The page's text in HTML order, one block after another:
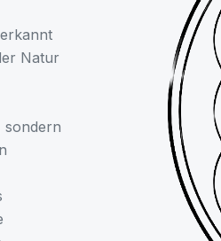
Natur
sondern